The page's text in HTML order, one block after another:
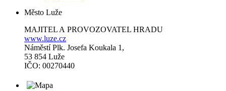
Město Luže
MAJITEL A PROVOZOVATEL HRADU
www.luze.cz
Náměstí Plk. Josefa Koukala 1,
53 854 Luže
IČO: 00270440